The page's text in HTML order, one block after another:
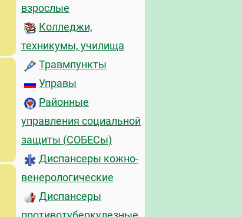
взрослые
Колледжи,
техникумы, училища
Травмпункты
Управы
Районные
управления социальной
защиты (СОБЕСы)
Диспансеры кожно-
венерологические
Диспансеры